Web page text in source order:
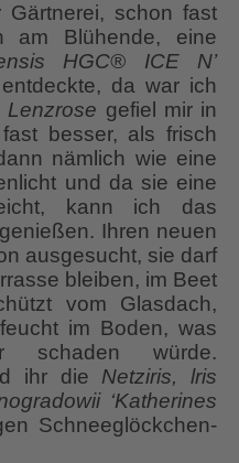
schon fast
am Blühende, eine
HGC® ICE N’
entdeckte, da war ich
Lenzrose gefiel mir in
besser, als frisch
nämlich wie eine
und da sie eine
kann ich das
Ihren neuen
ausgesucht, sie darf
bleiben, im Beet
vom Glasdach,
im Boden, was
schaden würde.
ihr dieNetziris, lris
‘Katherines
Schneeglöckchen-